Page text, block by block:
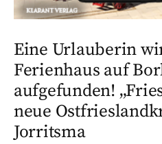
Eine Urlauberin
Ferienhaus auf
aufgefunden!
neue
Jorritsma